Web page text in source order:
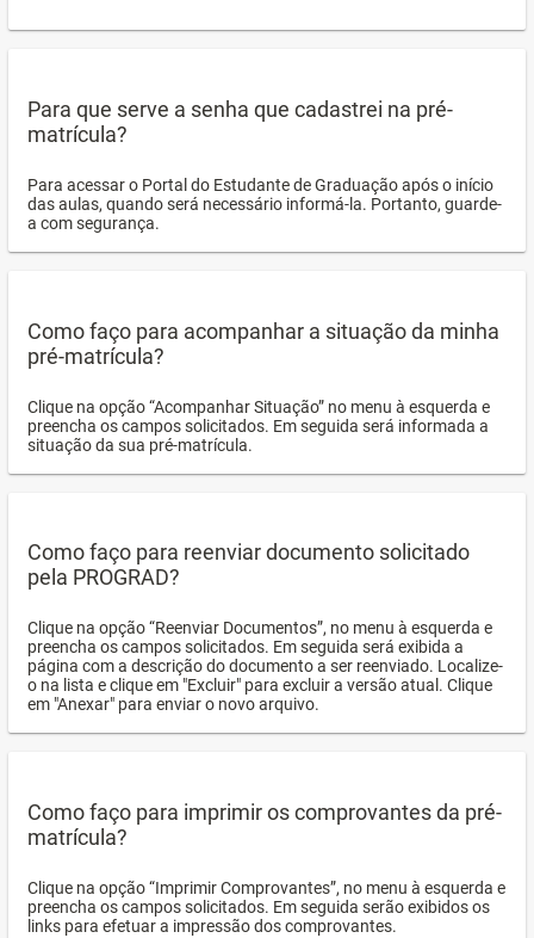
Para que serve a senha que cadastrei na pré-
matrícula?
Para acessar o Portal do Estudante de Graduação após o início
das aulas, quando será necessário informá-la. Portanto, guarde-
a com segurança.
Como faço para acompanhar a situação da minha
pré-matrícula?
Clique na opção “Acompanhar Situação” no menu à esquerda e
preencha os campos solicitados. Em seguida será informada a
situação da sua pré-matrícula.
Como faço para reenviar documento solicitado
pela PROGRAD?
Clique na opção “Reenviar Documentos”, no menu à esquerda e
preencha os campos solicitados. Em seguida será exibida a
página com a descrição do documento a ser reenviado. Localize-
o na lista e clique em "Excluir" para excluir a versão atual. Clique
em "Anexar" para enviar o novo arquivo.
Como faço para imprimir os comprovantes da pré-
matrícula?
Clique na opção “Imprimir Comprovantes”, no menu à esquerda e
preencha os campos solicitados. Em seguida serão exibidos os
links para efetuar a impressão dos comprovantes.